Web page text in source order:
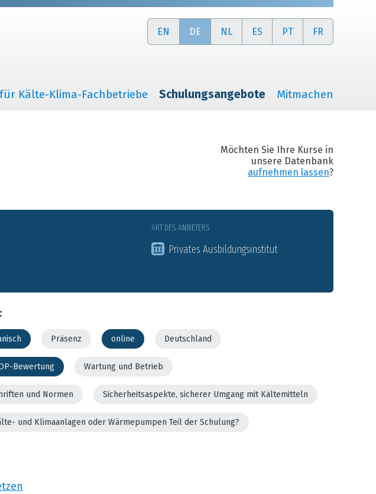
EN DE NL ES PT FR
für Kälte-Klima-Fachbetriebe Schulungsangebote Mitmachen
Möchten Sie Ihre Kurse in
unsere Datenbank
aufnehmen lassen?
ART DES ANBIETERS
Privates Ausbildungsinstitut
Präsenz online Deutschland
Bewertung Wartung und Betrieb
und Normen Sicherheitsaspekte, sicherer Umgang mit Kältemitteln
und Klimaanlagen oder Wärmepumpen Teil der Schulung?